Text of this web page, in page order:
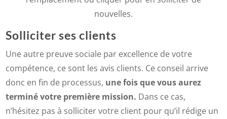
nouvelles.
Solliciter ses clients
Une autre preuve sociale par excellence de votre
compétence, ce sont les avis clients. Ce conseil arrive
donc en fin de processus, une fois que vous aurez
terminé votre première mission. Dans ce cas,
n’hésitez pas à solliciter votre client pour qu’il rédige un